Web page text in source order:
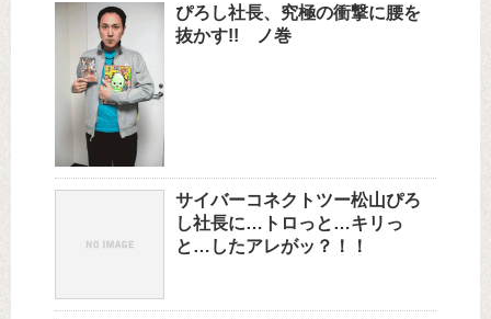
ぴろし社長、究極の衝撃に腰を
抜かす!! ノ巻
サイバーコネクトツー松山ぴろ
し社長に…トロっと…キリっ
と…したアレがッ？！！